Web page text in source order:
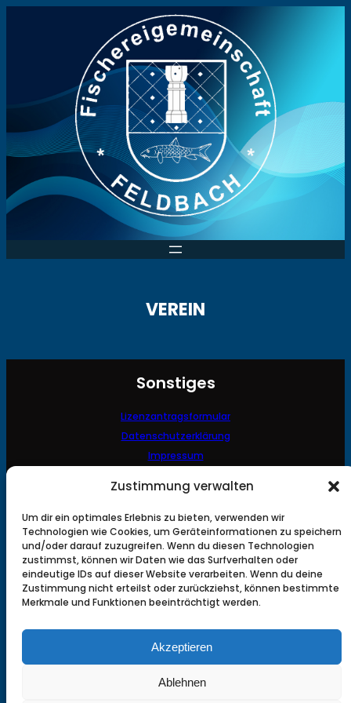
Zustimmung verwalten
Um dir ein optimales Erlebnis zu bieten, verwenden wir
Technologien wie Cookies, um Geräteinformationen zu speichern
und/oder darauf zuzugreifen. Wenn du diesen Technologien
zustimmst, können wir Daten wie das Surfverhalten oder
eindeutige IDs auf dieser Website verarbeiten. Wenn du deine
Zustimmung nicht erteilst oder zurückziehst, können bestimmte
Merkmale und Funktionen beeinträchtigt werden.
Akzeptieren
Ablehnen
VEREIN
Sonstiges
Lizenzantragsformular
Datenschutzerklärung
Impressum
Fischereiverein Feldbach
Obmann: Daniel Turber
Tel.: 0660 5160412
Email: office@fischereiverein-feldbach.at
8330 FELDBACH
Links